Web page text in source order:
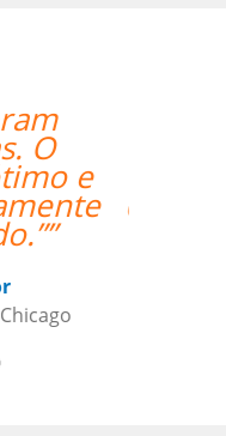
foi
e
via